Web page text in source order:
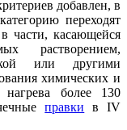
добавлен, в
переходят
части, касающейся
растворением,
или другими
химических и
более 130
правки в IV